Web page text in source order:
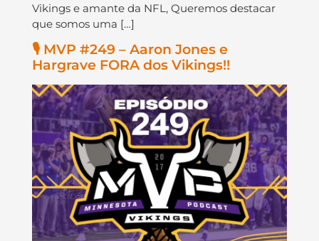
Vikings e amante da NFL, Queremos destacar
que somos uma […]
🎙️ MVP #249 – Aaron Jones e
Hargrave FORA dos Vikings!!